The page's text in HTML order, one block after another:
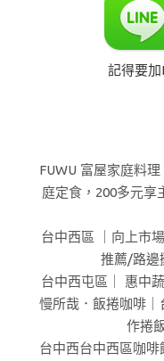
記得要加
FUWU 富屋家庭料
庭定食，200多元享
台中西區 ｜向上市
推薦/路邊
台中西屯區｜ 惠中
慢所哉．飯捲咖啡
作捲
台中西台中西區咖